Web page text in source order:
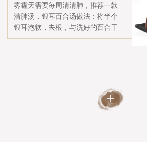
去寒湿的小妙方：1、红枣5颗 2、桂
圆3颗 3、生姜3片（去皮） 4、枸杞
5粒，上锅煮开后小火10分钟。️加江
北红糖...